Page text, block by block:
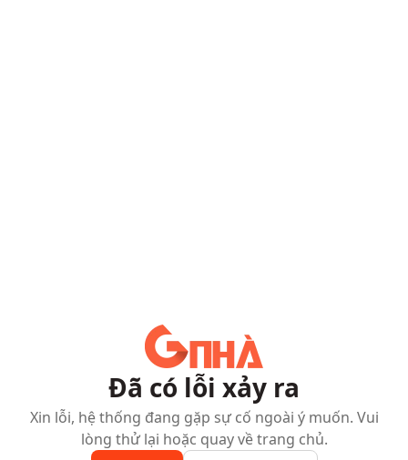
Đã có lỗi xảy ra
Xin lỗi, hệ thống đang gặp sự cố ngoài ý muốn. Vui
lòng thử lại hoặc quay về trang chủ.